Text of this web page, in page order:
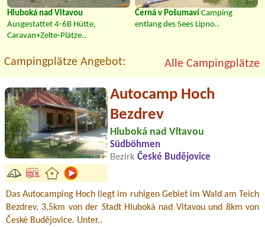
Hluboká nad Vltavou
Ausgestattet 4-6B Hütte,
Caravan+Zelte-Plätze..
Černá v Pošumaví Camping
entlang des Sees Lipno..
Campingplätze Angebot: Alle Campingplätze
Autocamp Hoch
Bezdrev
Hluboká nad Vltavou
Südböhmen
Bezirk České Budějovice
Das Autocamping Hoch liegt im ruhigen Gebiet im Wald am Teich
Bezdrev, 3,5km von der Stadt Hluboká nad Vltavou und 8km von
České Budějovice. Unter..